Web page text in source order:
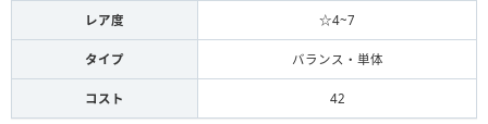
レア度 ☆4~7
タイプ バランス・単体
コスト 42